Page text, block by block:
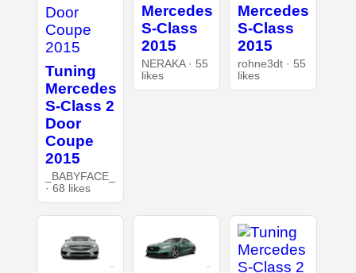
Tuning
Mercedes
S-Class 2
Door
Coupe
2015
_BABYFACE_
· 68 likes
Mercedes
S-Class
2015
NERAKA · 55
likes
Mercedes
S-Class
2015
rohne3dt · 55
likes